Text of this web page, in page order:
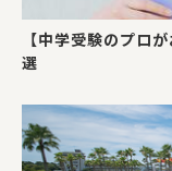
【中学受験のプロ
選